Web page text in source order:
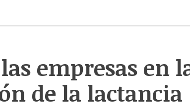
empresas en
de la lactancia